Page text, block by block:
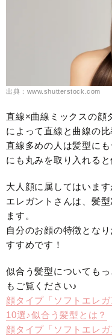
出典：www.shutterstock.com
直線×曲線ミックスの顔
によって直線と曲線の比
直線多めの人は髪型に
にも丸みを取り入れる
大人顔に属してはいま
エレガントさんは、髪
ます。
自分のお顔の特徴とな
すすめです！
似合う髪型についても
もご覧ください♪
顔タイプ「ソフトエレ
10選♪似合う髪型とは？
顔タイプ「ソフトエレ